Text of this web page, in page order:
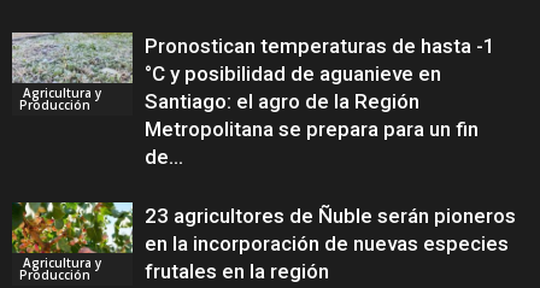
Agricultura y
Producción
Pronostican temperaturas de hasta -1
°C y posibilidad de aguanieve en
Santiago: el agro de la Región
Metropolitana se prepara para un fin
de...
Agricultura y
Producción
23 agricultores de Ñuble serán pioneros
en la incorporación de nuevas especies
frutales en la región